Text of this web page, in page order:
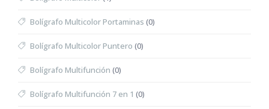
Bolígrafo Multicolor Portaminas (0)
Bolígrafo Multicolor Puntero (0)
Bolígrafo Multifunción (0)
Bolígrafo Multifunción 7 en 1 (0)